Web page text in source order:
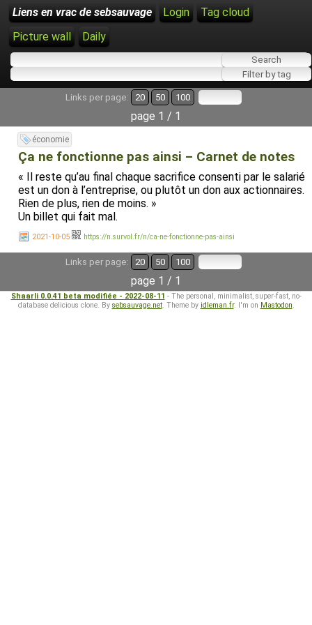
Liens en vrac de sebsauvage Login
Tag cloud
Picture wall
Daily
Links per page: 20 50 100
page 1 / 1
économie
Ça ne fonctionne pas ainsi – Carnet de notes
« Il reste qu’au final chaque sacri­fice consenti par le sala­rié
est un don à l’en­tre­prise, ou plutôt un don aux action­naires.
Rien de plus, rien de moins. »
Un billet qui fait mal.
2021-10-05 https://n.survol.fr/n/ca-ne-fonctionne-pas-ainsi
Links per page: 20 50 100
page 1 / 1
Shaarli 0.0.41 beta modifiée - 2022-08-11 - The personal, minimalist, super-fast, no-
database delicious clone. By sebsauvage.net. Theme by idleman.fr. I'm on Mastodon.